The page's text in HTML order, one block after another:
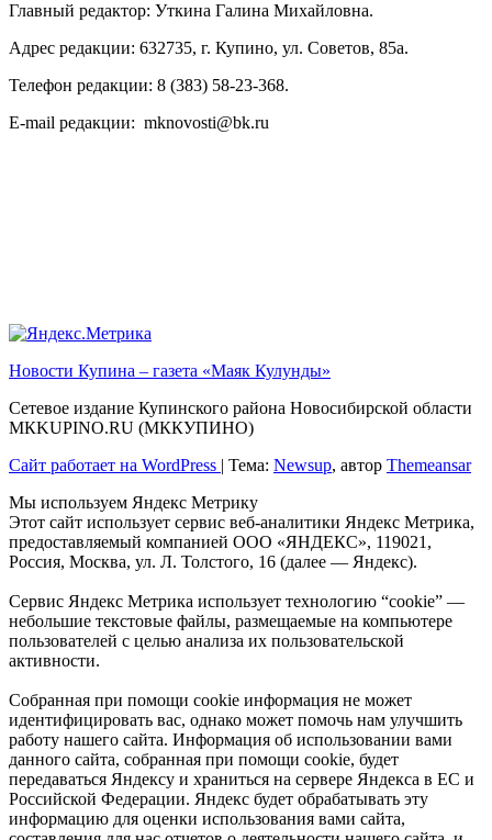
Главный редактор: Уткина Галина Михайловна.
Адрес редакции: 632735, г. Купино, ул. Советов, 85а.
Телефон редакции: 8 (383) 58-23-368.
E-mail редакции: mknovosti@bk.ru
Новости Купина – газета «Маяк Кулунды»
Сетевое издание Купинского района Новосибирской области
МКKUPINO.RU (МККУПИНО)
Сайт работает на WordPress
Тема: Newsup, автор Themeansar
Мы используем Яндекс Метрику
Этот сайт использует сервис веб-аналитики Яндекс Метрика,
предоставляемый компанией ООО «ЯНДЕКС», 119021,
Россия, Москва, ул. Л. Толстого, 16 (далее — Яндекс).
Сервис Яндекс Метрика использует технологию “cookie” —
небольшие текстовые файлы, размещаемые на компьютере
пользователей с целью анализа их пользовательской
активности.
Собранная при помощи cookie информация не может
идентифицировать вас, однако может помочь нам улучшить
работу нашего сайта. Информация об использовании вами
данного сайта, собранная при помощи cookie, будет
передаваться Яндексу и храниться на сервере Яндекса в ЕС и
Российской Федерации. Яндекс будет обрабатывать эту
информацию для оценки использования вами сайта,